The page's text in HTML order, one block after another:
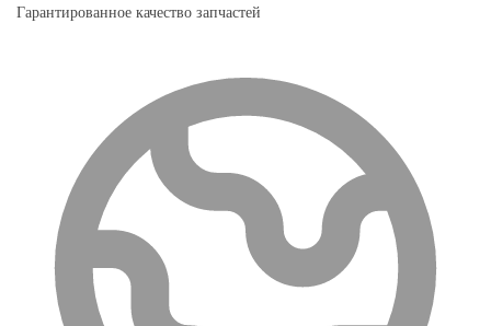
Гарантированное качество запчастей